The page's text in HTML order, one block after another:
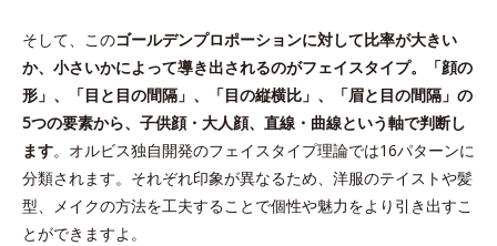
そして、このゴールデンプロポーションに対して比率が大きい
か、小さいかによって導き出されるのがフェイスタイプ。「顔の
形」、「目と目の間隔」、「目の縦横比」、「眉と目の間隔」の
5つの要素から、子供顔・大人顔、直線・曲線という軸で判断し
ます。オルビス独自開発のフェイスタイプ理論では16パターンに
分類されます。それぞれ印象が異なるため、洋服のテイストや髪
型、メイクの方法を工夫することで個性や魅力をより引き出すこ
とができますよ。